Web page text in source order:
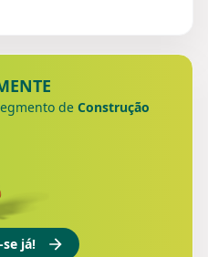
de Construção
já!